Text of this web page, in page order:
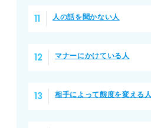
人の話を聞かない人
マナーにかけている人
相手によって態度を変える人